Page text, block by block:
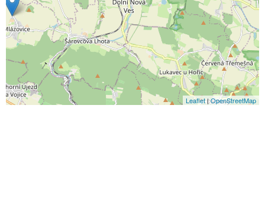
Leaflet|OpenStreetMap